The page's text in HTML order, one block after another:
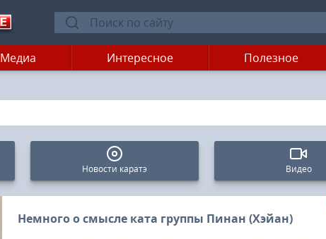
Медиа Интересное Полезное
Новости каратэ Видео
Немного о смысле ката группы Пинан (Хэйан)